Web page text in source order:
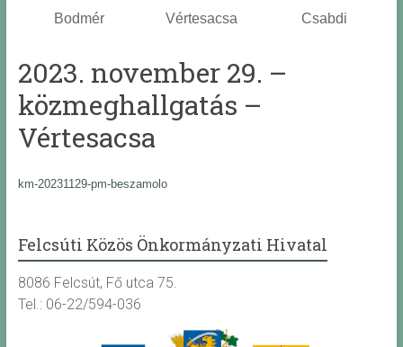
Bodmér Vértesacsa Csabdi
2023. november 29. –
közmeghallgatás –
Vértesacsa
km-20231129-pm-beszamolo
Felcsúti Közös Önkormányzati Hivatal
8086 Felcsút, Fő utca 75.
Tel.: 06-22/594-036